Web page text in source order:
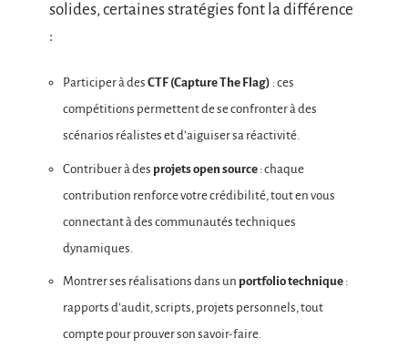
solides, certaines stratégies font la différence
:
Participer à des CTF (Capture The Flag) : ces
compétitions permettent de se confronter à des
scénarios réalistes et d’aiguiser sa réactivité.
Contribuer à des projets open source : chaque
contribution renforce votre crédibilité, tout en vous
connectant à des communautés techniques
dynamiques.
Montrer ses réalisations dans un portfolio technique :
rapports d’audit, scripts, projets personnels, tout
compte pour prouver son savoir-faire.